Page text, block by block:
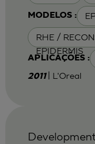
MODELOS :
RHE /
EPIDERMIS
APLICAÇÕES :
2011 | L'Oreal